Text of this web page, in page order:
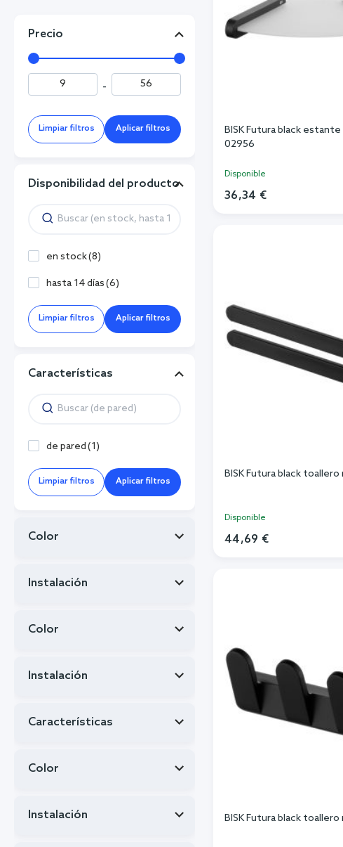
BISK Futura black
02956
Disponible
36,34 €
BISK Futura black
Disponible
44,69 €
BISK Futura black
Precio
-
Limpiar filtros Aplicar filtros
Disponibilidad del producto
en stock(8)
hasta 14 días(6)
Limpiar filtros Aplicar filtros
Características
de pared(1)
Limpiar filtros Aplicar filtros
Color
Instalación
Color
Instalación
Características
Color
Instalación